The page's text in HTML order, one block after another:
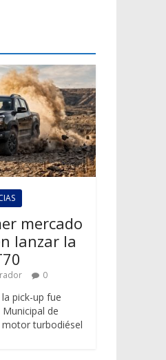
mercado
lanzar la
0
pick-up fue
de
turbodiésel